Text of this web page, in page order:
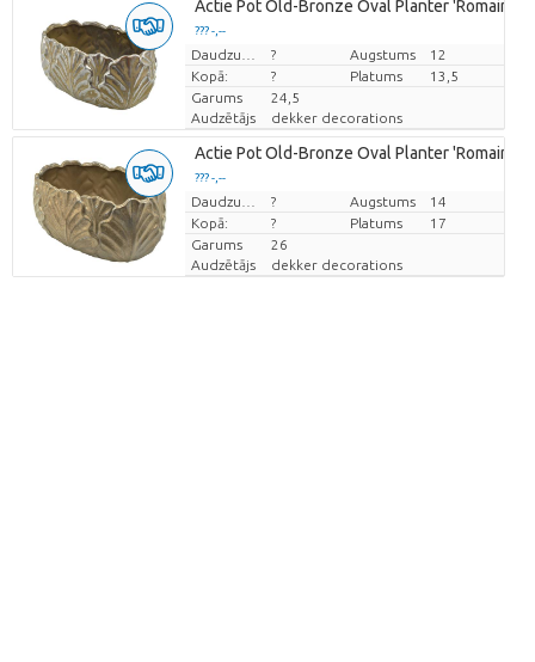
Actie Pot Old-Bronze Oval Planter 'Romaine'
??? -,--
Cena par vienību
? Augstums
12
Kopā:
? Platums
13,5
Garums
24,5
Audzētājs
dekker decorations
Actie Pot Old-Bronze Oval Planter 'Romaine'
??? -,--
Cena par vienību
? Augstums
14
Kopā:
? Platums
17
Garums
26
Audzētājs
dekker decorations